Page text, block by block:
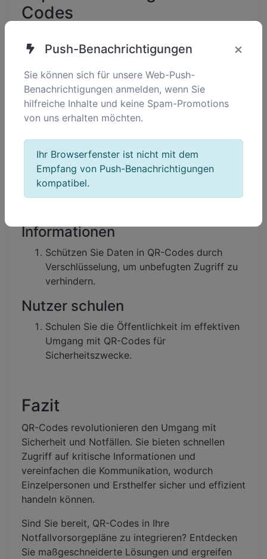
Codes
Verwenden Sie Designs mit hohem Kontrast
und testen Sie die Codes auf verschiedenen
Geräten, um die Funktionalität zu
gewährleisten.
Mehrsprachige Optionen
bereitstellen
Integrieren Sie Übersetzungen, um
Informationen für diverse Zielgruppen
zugänglich zu machen.
Informationen
Schützen Sie Daten in QR-Codes durch
Verschlüsselung, um unbefugten Zugriff zu
verhindern.
Nutzer schulen
Schulen Sie die Öffentlichkeit im effektiven
Umgang mit QR-Codes für
Sicherheitszwecke.
Fazit
QR-Codes revolutionieren den Umgang mit
Sicherheit und Notfällen. Sie bieten schnellen
Zugriff auf kritische Informationen und
vereinfachen die Kommunikation, wodurch
Einzelpersonen und Ersthelfer sicher und effizient
handeln können.
Sind Sie bereit, QR-Codes in Ihre
Notfallvorsorgepläne zu integrieren? Entdecken
Sie maßgeschneiderte Lösungen und ergreifen
Push-Benachrichtigungen ×
Sie können sich für unsere Web-Push-
Benachrichtigungen anmelden, wenn Sie
hilfreiche Inhalte und keine Spam-Promotions
von uns erhalten möchten.
Ihr Browserfenster ist nicht mit dem
Empfang von Push-Benachrichtigungen
kompatibel.